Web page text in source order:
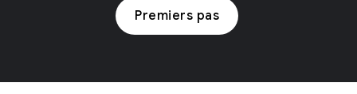
Premiers pas